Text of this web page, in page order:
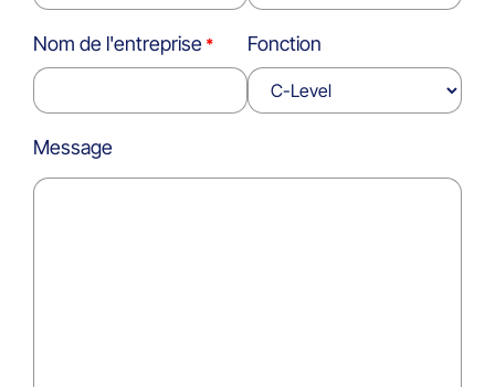
Nom de l'entreprise Fonction
Message